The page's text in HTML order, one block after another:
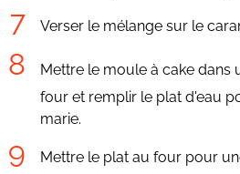
Verser le mélange sur le
Mettre le moule à cake dans
four et remplir le plat d'eau
marie.
Mettre le plat au four pour